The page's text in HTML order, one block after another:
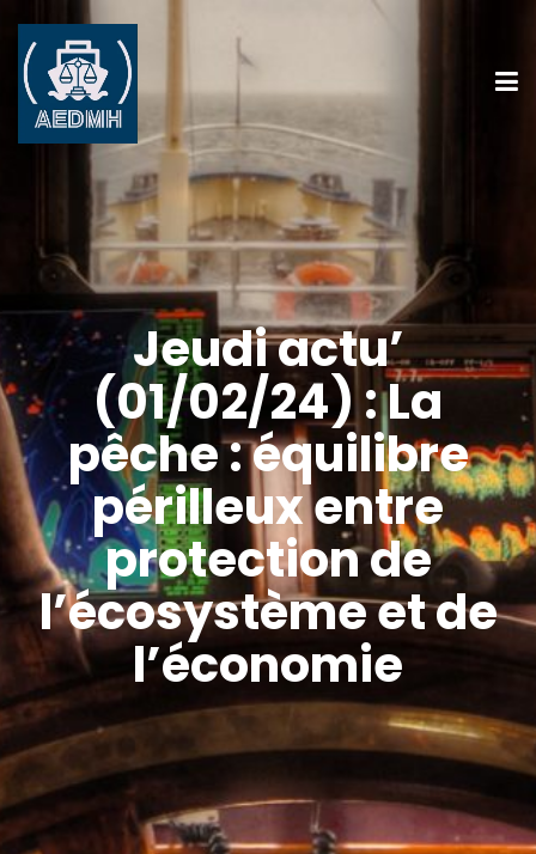
Jeudi actu’
(01/02/24) : La
pêche : équilibre
périlleux entre
protection de
l’écosystème et de
l’économie